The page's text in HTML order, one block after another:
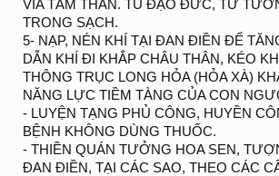
VÍA TÂM THÂN. TU ĐẠO ĐỨC, TƯ
TRONG SẠCH.
5- NẠP, NÉN KHÍ TẠI ĐAN ĐIỀN ĐỂ
DẪN KHÍ ĐI KHẮP CHÂU THÂN, KÉO
THÔNG TRỤC LONG HỎA (HỎA XÀ)
NĂNG LỰC TIỀM TÀNG CỦA CON
- LUYỆN TẠNG PHỦ CÔNG, HUYỀN
BỆNH KHÔNG DÙNG THUỐC.
- THIỀN QUÁN TƯỞNG HOA SEN,
ĐAN ĐIỀN, TẠI CÁC SAO, THEO CÁC